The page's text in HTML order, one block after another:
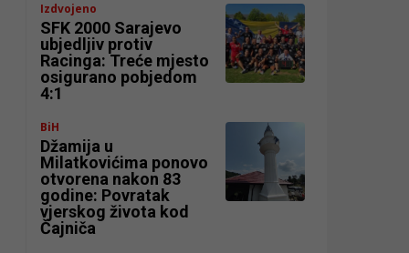
Izdvojeno
SFK 2000 Sarajevo
ubjedljiv protiv
Racinga: Treće mjesto
osigurano pobjedom
4:1
BiH
Džamija u
Milatkovićima ponovo
otvorena nakon 83
godine: Povratak
vjerskog života kod
Čajniča